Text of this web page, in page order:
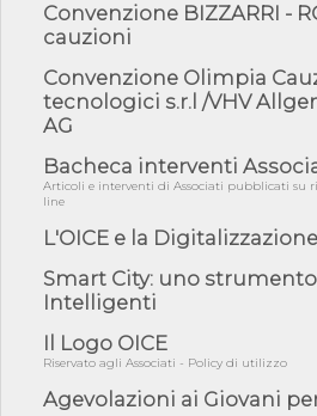
05/08/26 - Anac: pubblicata la
2 s...
05/08/26 - SAVE THE DATE:
Professioni ...
05/08/26 - Successo OICE per il bando
05/08/26 - Lettera OICE per il bando
Campa...
04/08/26 - DL PA: previste
per ...
04/08/26 - International Sustainable
COP31, An...
04/08/26 - CdS, project financing:
impugnar...
04/08/26 - Rapporto Anac corruzione
penali per ...
Convenzione BIZZARRI -
cauzioni
Convenzione Olimpia
tecnologici s.r.l /VHV
AG
Bacheca interventi
Articoli e interventi di Associati pubblicati su
line
L'OICE e la
Smart City: uno
Intelligenti
Il Logo OICE
Riservato agli Associati - Policy di utilizzo
Agevolazioni ai Giovani